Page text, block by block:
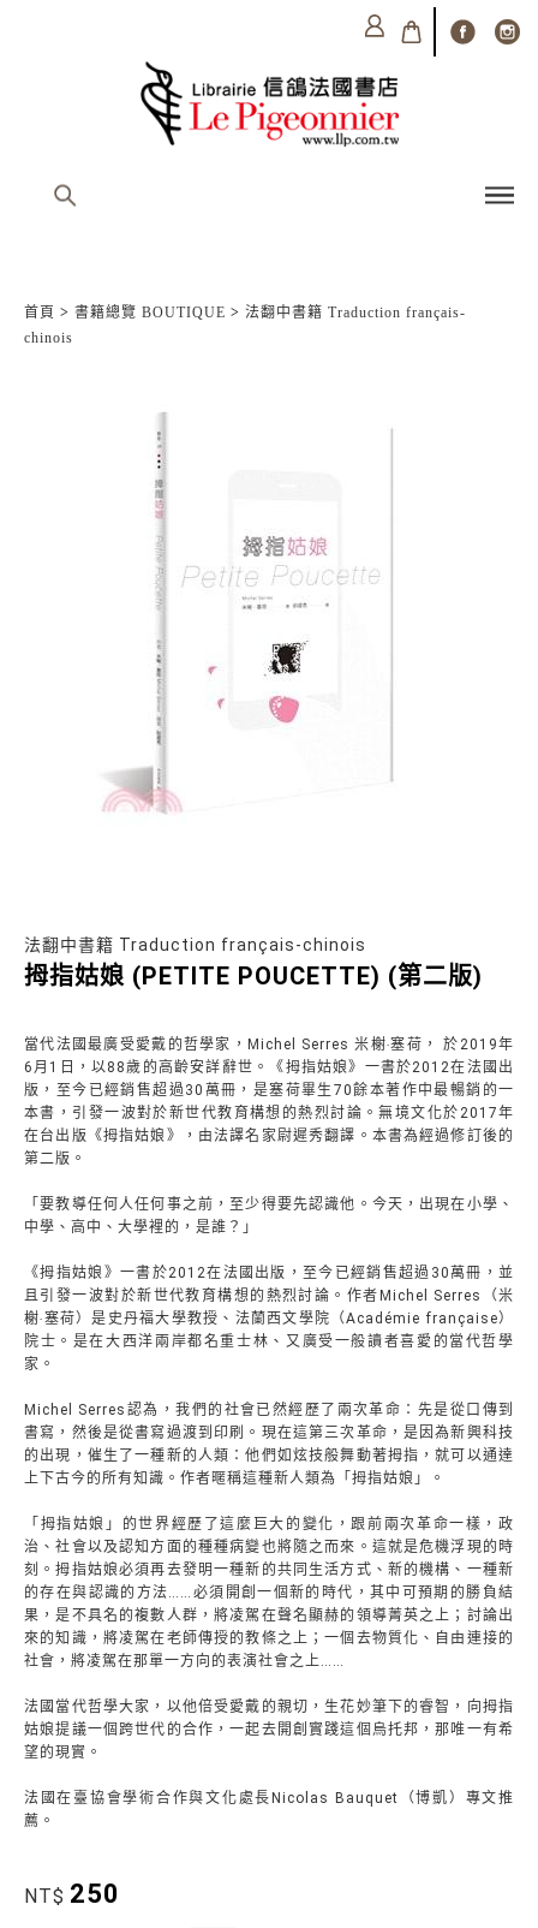
首頁 > 書籍總覽 BOUTIQUE > 法翻中書籍 Traduction français-
chinois
法翻中書籍 Traduction français-chinois
拇指姑娘 (PETITE POUCETTE) (第二版)
當代法國最廣受愛戴的哲學家，Michel Serres 米榭‧塞荷， 於2019年
6月1日，以88歲的高齡安詳辭世。《拇指姑娘》一書於2012在法國出
版，至今已經銷售超過30萬冊，是塞荷畢生70餘本著作中最暢銷的一
本書，引發一波對於新世代教育構想的熱烈討論。無境文化於2017年
在台出版《拇指姑娘》，由法譯名家尉遲秀翻譯。本書為經過修訂後的
第二版。
「要教導任何人任何事之前，至少得要先認識他。今天，出現在小學、
中學、高中、大學裡的，是誰？」
《拇指姑娘》一書於2012在法國出版，至今已經銷售超過30萬冊，並
且引發一波對於新世代教育構想的熱烈討論。作者Michel Serres（米
榭‧塞荷）是史丹福大學教授、法蘭西文學院（Académie française）
院士。是在大西洋兩岸都名重士林、又廣受一般讀者喜愛的當代哲學
家。
Michel Serres認為，我們的社會已然經歷了兩次革命：先是從口傳到
書寫，然後是從書寫過渡到印刷。現在這第三次革命，是因為新興科技
的出現，催生了一種新的人類：他們如炫技般舞動著拇指，就可以通達
上下古今的所有知識。作者暱稱這種新人類為「拇指姑娘」。
「拇指姑娘」的世界經歷了這麼巨大的變化，跟前兩次革命一樣，政
治、社會以及認知方面的種種病變也將隨之而來。這就是危機浮現的時
刻。拇指姑娘必須再去發明一種新的共同生活方式、新的機構、一種新
的存在與認識的方法……必須開創一個新的時代，其中可預期的勝負結
果，是不具名的複數人群，將凌駕在聲名顯赫的領導菁英之上；討論出
來的知識，將凌駕在老師傳授的教條之上；一個去物質化、自由連接的
社會，將凌駕在那單一方向的表演社會之上……
法國當代哲學大家，以他倍受愛戴的親切，生花妙筆下的睿智，向拇指
姑娘提議一個跨世代的合作，一起去開創實踐這個烏托邦，那唯一有希
望的現實。
法國在臺協會學術合作與文化處長Nicolas Bauquet（博凱）專文推
薦。
NT$ 250